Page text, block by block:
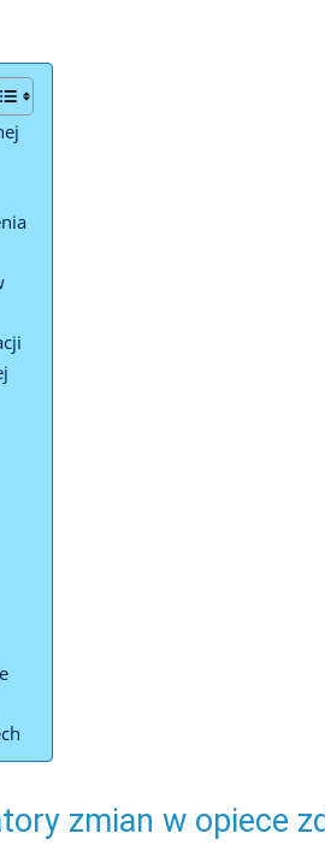
zmian w opiece